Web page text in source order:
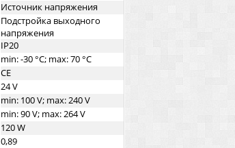
Источник напряжения
Подстройка выходного
напряжения
IP20
min: -30 °C; max: 70 °C
CE
24 V
min: 100 V; max: 240 V
min: 90 V; max: 264 V
120 W
0,89